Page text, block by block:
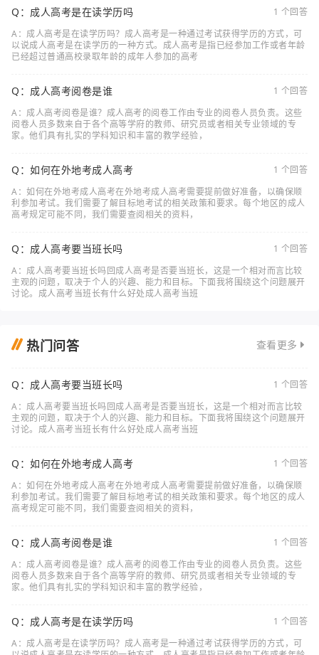
Q：成人高考是在读学历吗
1 个回答
A：成人高考是在读学历吗？成人高考是一种通过考试获得学历的方式，可
以说成人高考是在读学历的一种方式。成人高考是指已经参加工作或者年龄
已经超过普通高校录取年龄的成年人参加的高考
Q：成人高考阅卷是谁
1 个回答
A：成人高考阅卷是谁？成人高考的阅卷工作由专业的阅卷人员负责。这些
阅卷人员多数来自于各个高等学府的教师、研究员或者相关专业领域的专
家。他们具有扎实的学科知识和丰富的教学经验，
Q：如何在外地考成人高考
1 个回答
A：如何在外地考成人高考在外地考成人高考需要提前做好准备，以确保顺
利参加考试。我们需要了解目标地考试的相关政策和要求。每个地区的成人
高考规定可能不同，我们需要查阅相关的资料，
Q：成人高考要当班长吗
1 个回答
A：成人高考要当班长吗回成人高考是否要当班长，这是一个相对而言比较
主观的问题，取决于个人的兴趣、能力和目标。下面我将围绕这个问题展开
讨论。成人高考当班长有什么好处成人高考当班
热门问答 查看更多
Q：成人高考要当班长吗
1 个回答
A：成人高考要当班长吗回成人高考是否要当班长，这是一个相对而言比较
主观的问题，取决于个人的兴趣、能力和目标。下面我将围绕这个问题展开
讨论。成人高考当班长有什么好处成人高考当班
Q：如何在外地考成人高考
1 个回答
A：如何在外地考成人高考在外地考成人高考需要提前做好准备，以确保顺
利参加考试。我们需要了解目标地考试的相关政策和要求。每个地区的成人
高考规定可能不同，我们需要查阅相关的资料，
Q：成人高考阅卷是谁
1 个回答
A：成人高考阅卷是谁？成人高考的阅卷工作由专业的阅卷人员负责。这些
阅卷人员多数来自于各个高等学府的教师、研究员或者相关专业领域的专
家。他们具有扎实的学科知识和丰富的教学经验，
Q：成人高考是在读学历吗
1 个回答
A：成人高考是在读学历吗？成人高考是一种通过考试获得学历的方式，可